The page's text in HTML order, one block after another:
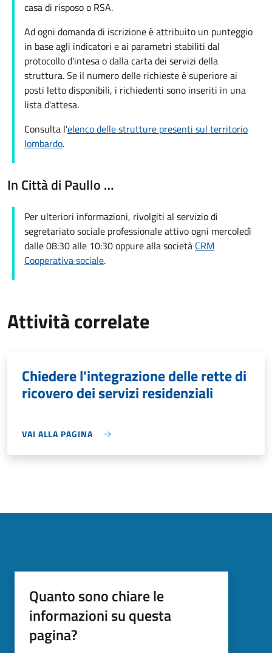
casa di risposo o RSA.
Ad ogni domanda di iscrizione è attribuito un punteggio
in base agli indicatori e ai parametri stabiliti dal
protocollo d'intesa o dalla carta dei servizi della
struttura. Se il numero delle richieste è superiore ai
posti letto disponibili, i richiedenti sono inseriti in una
lista d'attesa.
Consulta l'elenco delle strutture presenti sul territorio
lombardo.
In Città di Paullo …
Per ulteriori informazioni, rivolgiti al servizio di
segretariato sociale professionale attivo ogni mercoledì
dalle 08:30 alle 10:30 oppure alla società CRM
Cooperativa sociale.
Attività correlate
Chiedere l'integrazione delle rette di
ricovero dei servizi residenziali
VAI ALLA PAGINA
Quanto sono chiare le
informazioni su questa
pagina?